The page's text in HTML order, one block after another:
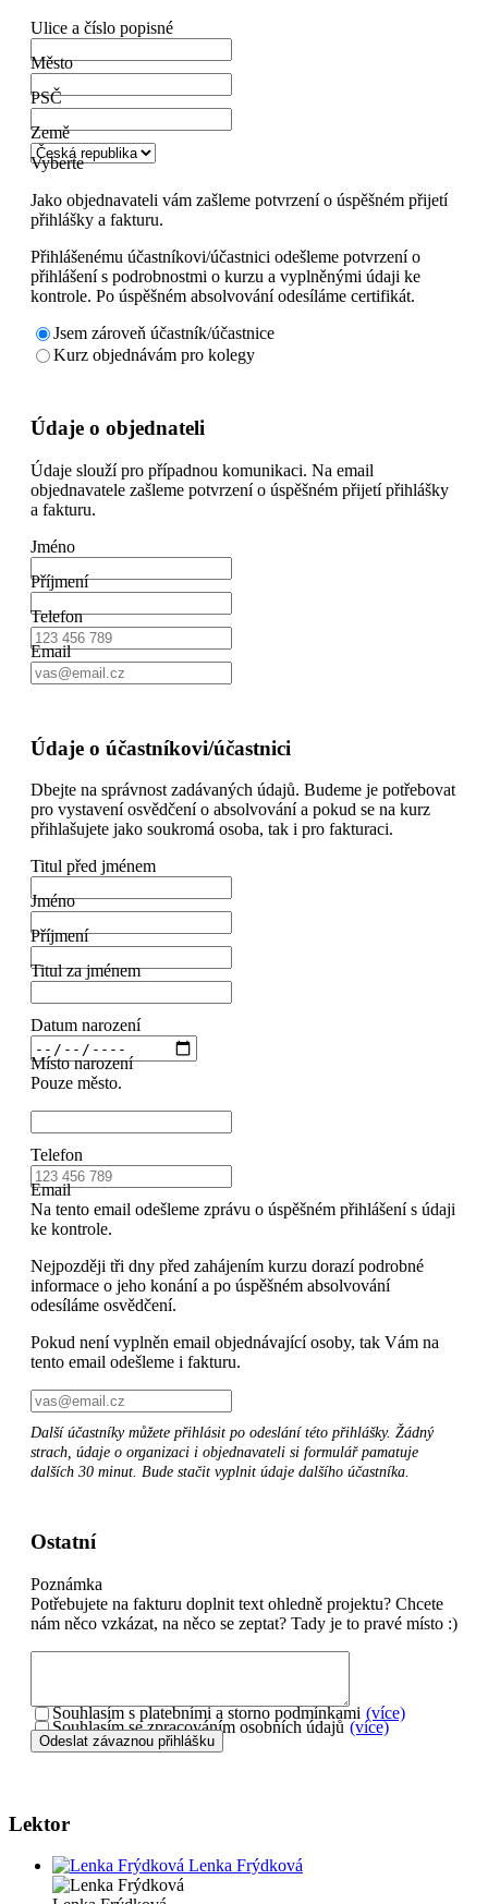
Ulice a číslo popisné
Město
PSČ
Země
Vyberte
Jako objednavateli vám zašleme potvrzení o úspěšném přijetí
přihlášky a fakturu.
Přihlášenému účastníkovi/účastnici odešleme potvrzení o
přihlášení s podrobnostmi o kurzu a vyplněnými údaji ke
kontrole. Po úspěšném absolvování odesíláme certifikát.
Jsem zároveň účastník/účastnice
Kurz objednávám pro kolegy
Údaje o objednateli
Údaje slouží pro případnou komunikaci. Na email
objednavatele zašleme potvrzení o úspěšném přijetí přihlášky
a fakturu.
Jméno
Příjmení
Telefon
Email
Údaje o účastníkovi/účastnici
Dbejte na správnost zadávaných údajů. Budeme je potřebovat
pro vystavení osvědčení o absolvování a pokud se na kurz
přihlašujete jako soukromá osoba, tak i pro fakturaci.
Titul před jménem
Jméno
Příjmení
Titul za jménem
Datum narození
Místo narození
Pouze město.
Telefon
Email
Na tento email odešleme zprávu o úspěšném přihlášení s údaji
ke kontrole.
Nejpozději tři dny před zahájením kurzu dorazí podrobné
informace o jeho konání a po úspěšném absolvování
odesíláme osvědčení.
Pokud není vyplněn email objednávající osoby, tak Vám na
tento email odešleme i fakturu.
Další účastníky můžete přihlásit po odeslání této přihlášky. Žádný
strach, údaje o organizaci i objednavateli si formulář pamatuje
dalších 30 minut. Bude stačit vyplnit údaje dalšího účastníka.
Ostatní
Poznámka
Potřebujete na fakturu doplnit text ohledně projektu? Chcete
nám něco vzkázat, na něco se zeptat? Tady je to pravé místo :)
Souhlasím s platebními a storno podmínkami (více)
Souhlasím se zpracováním osobních údajů (více)
Lektor
Lenka Frýdková